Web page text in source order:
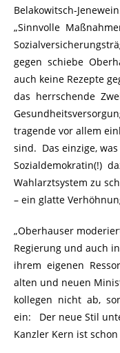
Belakowitsch-
„Sinnvolle
gegen schiebe
auch keine Rezepte
das herrschende
tragende vor allem
sind. Das einzige,
Sozialdemokratin(!)
Wahlarztsystem zu
– ein glatte
„Oberhauser
Regierung und auch in
ihrem eigenen
alten und neuen
kollegen nicht ab,
ein: Der neue Stil
Kanzler Kern ist